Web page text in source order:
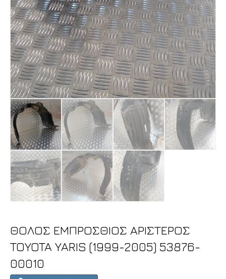
ΘΟΛΟΣ ΕΜΠΡΟΣΘΙΟΣ ΑΡΙΣΤΕΡΟΣ
TOYOTA YARIS (1999-2005) 53876-
00010